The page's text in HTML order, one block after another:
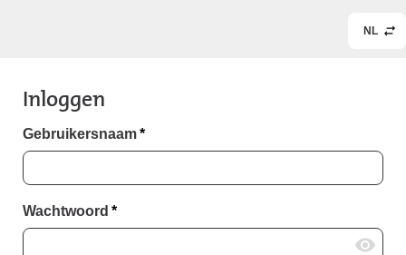
NL
Inloggen
Gebruikersnaam*
Wachtwoord *